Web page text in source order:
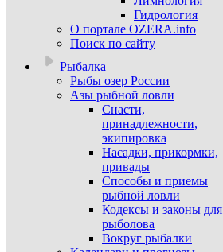
Гидрология
О портале OZERA.info
Поиск по сайту
Рыбалка
Рыбы озер России
Азы рыбной ловли
Снасти,
принадлежности,
экипировка
Насадки, прикормки,
привады
Способы и приемы
рыбной ловли
Кодексы и законы для
рыболова
Вокруг рыбалки